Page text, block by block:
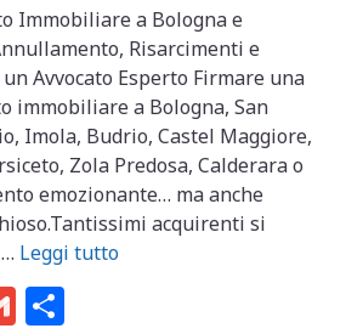
Immobiliare a Bologna e
Risarcimenti e
Avvocato Esperto Firmare una
immobiliare a Bologna, San
Imola, Budrio, Castel Maggiore,
Zola Predosa, Calderara o
emozionante… ma anche
acquirenti si
Leggi tutto
G